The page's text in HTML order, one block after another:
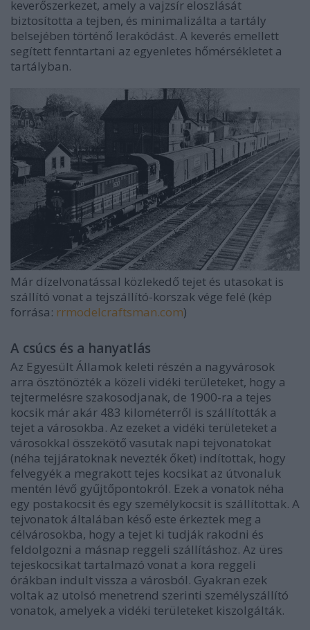
keverőszerkezet, amely a vajzsír eloszlását
biztosította a tejben, és minimalizálta a tartály
belsejében történő lerakódást. A keverés emellett
segített fenntartani az egyenletes hőmérsékletet a
tartályban.
Már dízelvonatással közlekedő tejet és utasokat is
szállító vonat a tejszállító-korszak vége felé (kép
forrása: rrmodelcraftsman.com)
A csúcs és a hanyatlás
Az Egyesült Államok keleti részén a nagyvárosok
arra ösztönözték a közeli vidéki területeket, hogy a
tejtermelésre szakosodjanak, de 1900-ra a tejes
kocsik már akár 483 kilométerről is szállították a
tejet a városokba. Az ezeket a vidéki területeket a
városokkal összekötő vasutak napi tejvonatokat
(néha tejjáratoknak nevezték őket) indítottak, hogy
felvegyék a megrakott tejes kocsikat az útvonaluk
mentén lévő gyűjtőpontokról. Ezek a vonatok néha
egy postakocsit és egy személykocsit is szállítottak. A
tejvonatok általában késő este érkeztek meg a
célvárosokba, hogy a tejet ki tudják rakodni és
feldolgozni a másnap reggeli szállításhoz. Az üres
tejeskocsikat tartalmazó vonat a kora reggeli
órákban indult vissza a városból. Gyakran ezek
voltak az utolsó menetrend szerinti személyszállító
vonatok, amelyek a vidéki területeket kiszolgálták.